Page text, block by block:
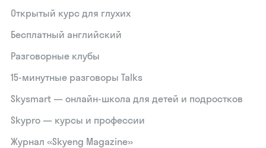
Открытый курс для глухих
Бесплатный английский
Разговорные клубы
15‑минутные разговоры Talks
Skysmart — онлайн-школа для детей и подростков
Skypro — курсы и профессии
Журнал «Skyeng Magazine»